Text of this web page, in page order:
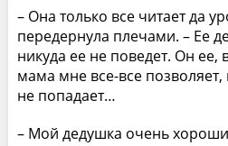
– Она только все читает да
передернула плечами. – Ее
никуда ее не поведет. Он
мама мне все-все
не попадает…
– Мой дедушка очень